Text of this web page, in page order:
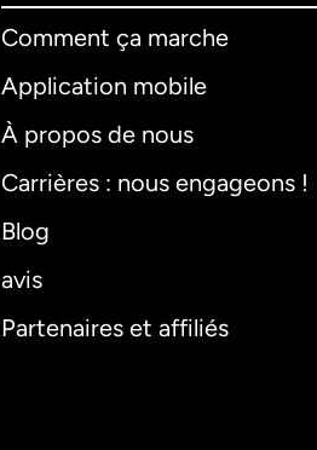
Comment ça marche
Application mobile
À propos de nous
Carrières : nous engageons !
Blog
avis
Partenaires et affiliés